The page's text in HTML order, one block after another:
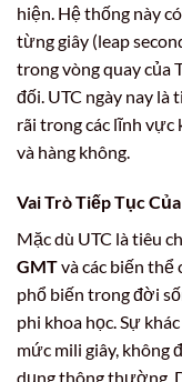
hiện. Hệ thống này
từng giây (leap
trong vòng quay của
đối. UTC ngày nay
rãi trong các lĩnh vực
và hàng không.
Vai Trò Tiếp Tục
Mặc dù UTC là tiêu
GMTvà các biến thể
phổ biến trong đời
phi khoa học. Sự
mức mili giây, không
dụng thông thường.